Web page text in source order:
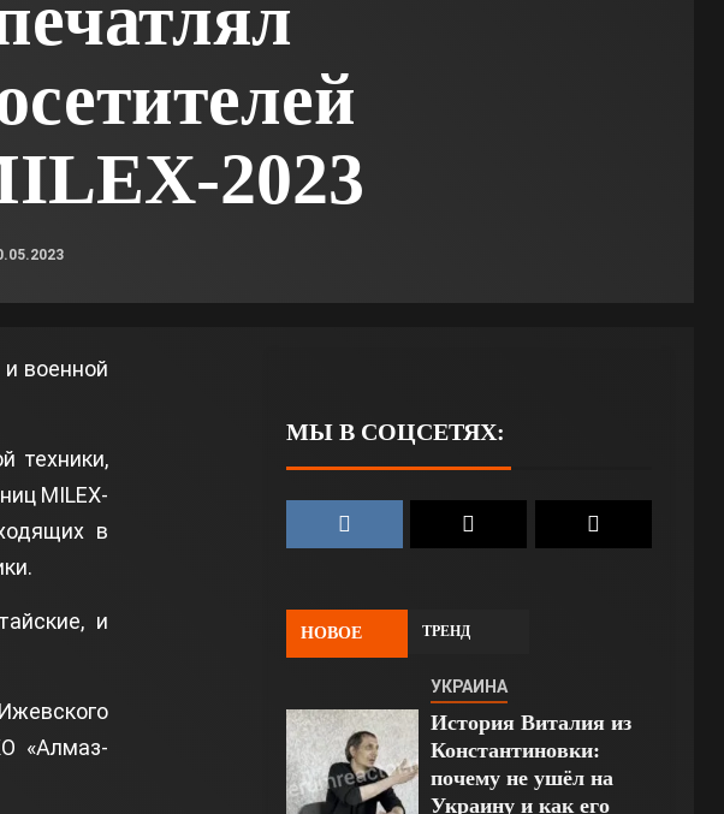
2023
военной
техники,
MILEX-
в
и
«Алмаз-
МЫ В СОЦСЕТЯХ:
НОВОЕ ТРЕНД
УКРАИНА
История Виталия из
Константиновки:
почему не ушёл на
Украину и как его